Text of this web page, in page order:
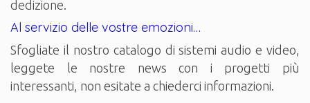
dedizione.
Al servizio delle vostre emozioni…
Sfogliate il nostro catalogo di sistemi audio e video,
leggete le nostre news con i progetti più
interessanti, non esitate a chiederci informazioni.